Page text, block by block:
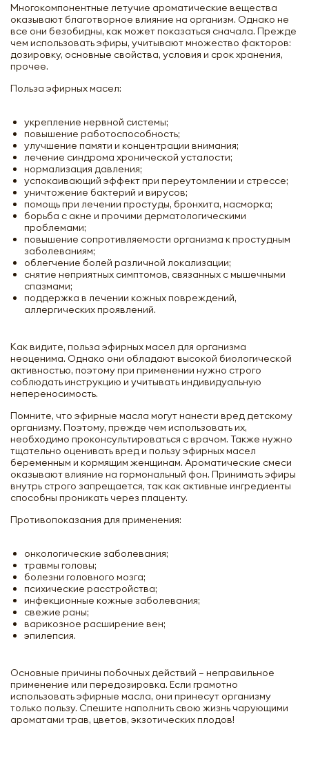
Многокомпонентные летучие ароматические вещества
оказывают благотворное влияние на организм. Однако не
все они безобидны, как может показаться сначала. Прежде
чем использовать эфиры, учитывают множество факторов:
дозировку, основные свойства, условия и срок хранения,
прочее.
Польза эфирных масел:
укрепление нервной системы;
повышение работоспособность;
улучшение памяти и концентрации внимания;
лечение синдрома хронической усталости;
нормализация давления;
успокаивающий эффект при переутомлении и стрессе;
уничтожение бактерий и вирусов;
помощь при лечении простуды, бронхита, насморка;
борьба с акне и прочими дерматологическими
проблемами;
повышение сопротивляемости организма к простудным
заболеваниям;
облегчение болей различной локализации;
снятие неприятных симптомов, связанных с мышечными
спазмами;
поддержка в лечении кожных повреждений,
аллергических проявлений.
Как видите, польза эфирных масел для организма
неоценима. Однако они обладают высокой биологической
активностью, поэтому при применении нужно строго
соблюдать инструкцию и учитывать индивидуальную
непереносимость.
Помните, что эфирные масла могут нанести вред детскому
организму. Поэтому, прежде чем использовать их,
необходимо проконсультироваться с врачом. Также нужно
тщательно оценивать вред и пользу эфирных масел
беременным и кормящим женщинам. Ароматические смеси
оказывают влияние на гормональный фон. Принимать эфиры
внутрь строго запрещается, так как активные ингредиенты
способны проникать через плаценту.
Противопоказания для применения:
онкологические заболевания;
травмы головы;
болезни головного мозга;
психические расстройства;
инфекционные кожные заболевания;
свежие раны;
варикозное расширение вен;
эпилепсия.
Основные причины побочных действий – неправильное
применение или передозировка. Если грамотно
использовать эфирные масла, они принесут организму
только пользу. Спешите наполнить свою жизнь чарующими
ароматами трав, цветов, экзотических плодов!